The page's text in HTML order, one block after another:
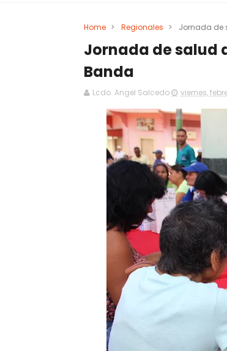
Home > Regionales > Jornada de
Jornada de salud
Banda
Lcdo. Angel Salcedo viernes,